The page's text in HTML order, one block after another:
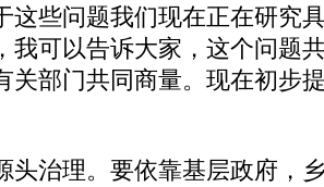
这些问题我们现在正在研究
我可以告诉大家，这个问题
关部门共同商量。现在初步
治理。要依靠基层政府，